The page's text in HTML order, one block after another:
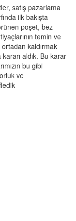
satış pazarlama
ilk bakışta
poşet, bez
temin ve
kaldırmak
aldık. Bu karar
bu gibi
ve